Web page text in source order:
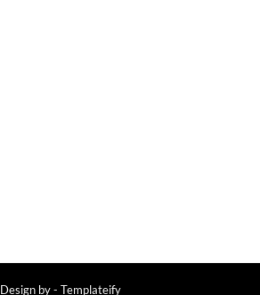
Design by - Templateify